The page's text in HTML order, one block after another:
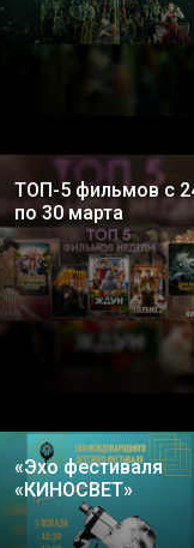
ТОП-5 фильмов с
по 30 марта
«Эхо фестиваля
«КИНОСВЕТ»